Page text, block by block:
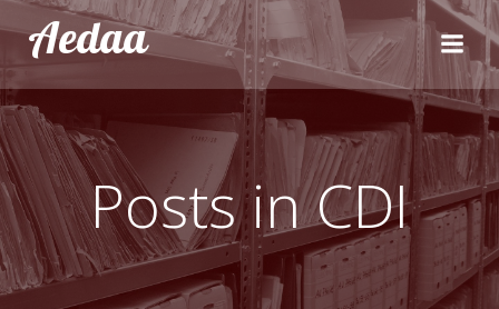
Aller
au
contenu
Aedaa
Posts in CDI